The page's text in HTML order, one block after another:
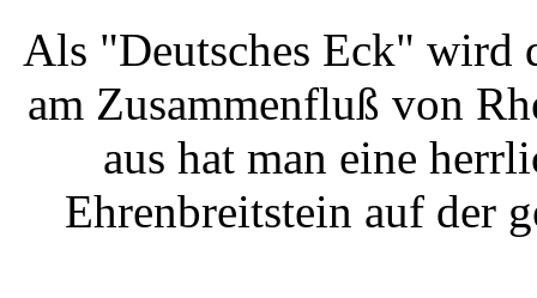
Als "Deutsches Eck" wird
am Zusammenfluß von
aus hat man eine
Ehrenbreitstein auf der